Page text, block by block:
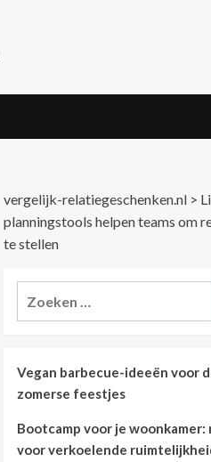
vergelijk-relatiegeschenken.nl>
planningstools helpen teams om
te stellen
Vegan barbecue-ideeën voor
zomerse feestjes
Bootcamp voor je woonkamer:
voor verkoelende